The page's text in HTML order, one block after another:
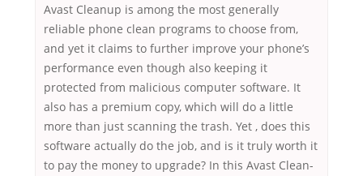
Avast Cleanup is among the most generally
reliable phone clean programs to choose from,
and yet it claims to further improve your phone’s
performance even though also keeping it
protected from malicious computer software. It
also has a premium copy, which will do a little
more than just scanning the trash. Yet , does this
software actually do the job, and is it truly worth it
to pay the money to upgrade? In this Avast Clean-